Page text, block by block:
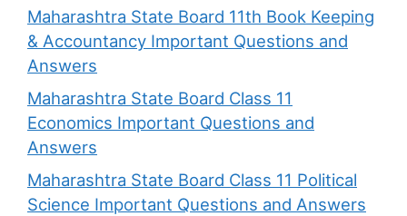
Maharashtra State Board 11th Book Keeping
& Accountancy Important Questions and
Answers
Maharashtra State Board Class 11
Economics Important Questions and
Answers
Maharashtra State Board Class 11 Political
Science Important Questions and Answers